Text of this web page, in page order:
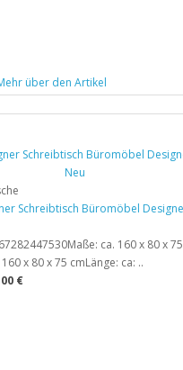
über den Artikel
Schreibtisch Büromöbel
ca. 160 x 80 x 75
x 80 x 75 cmLänge: ca: ..
€